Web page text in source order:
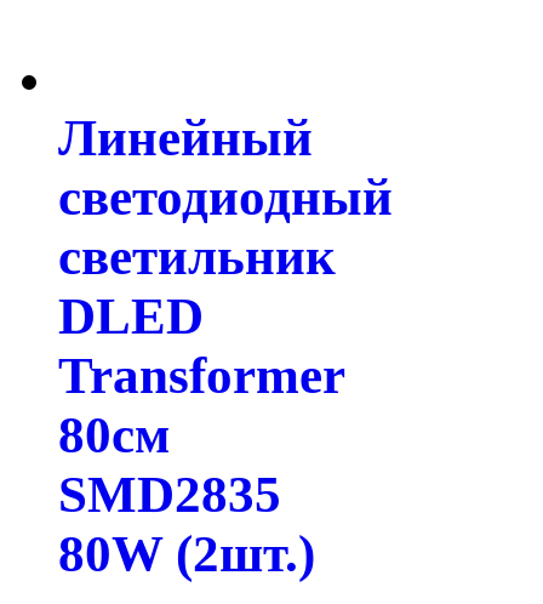
Линейный
светодиодный
светильник
DLED
Transformer
80см
SMD2835
80W (2шт.)